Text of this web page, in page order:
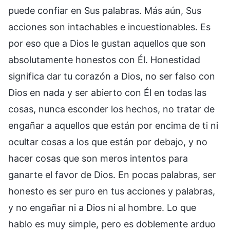
puede confiar en Sus palabras. Más aún, Sus
acciones son intachables e incuestionables. Es
por eso que a Dios le gustan aquellos que son
absolutamente honestos con Él. Honestidad
significa dar tu corazón a Dios, no ser falso con
Dios en nada y ser abierto con Él en todas las
cosas, nunca esconder los hechos, no tratar de
engañar a aquellos que están por encima de ti ni
ocultar cosas a los que están por debajo, y no
hacer cosas que son meros intentos para
ganarte el favor de Dios. En pocas palabras, ser
honesto es ser puro en tus acciones y palabras,
y no engañar ni a Dios ni al hombre. Lo que
hablo es muy simple, pero es doblemente arduo